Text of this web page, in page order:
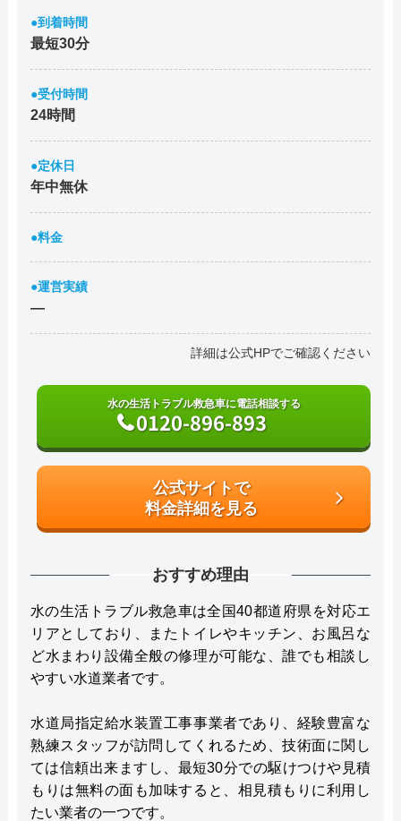
●到着時間
最短30分
●受付時間
24時間
●定休日
年中無休
●料金
●運営実績
―
詳細は公式HPでご確認ください
水の生活トラブル救急車に電話相談する
0120-896-893
公式サイトで
料金詳細を見る
おすすめ理由
水の生活トラブル救急車は全国40都道府県を対応エ
リアとしており、またトイレやキッチン、お風呂な
ど水まわり設備全般の修理が可能な、誰でも相談し
やすい水道業者です。
水道局指定給水装置工事事業者であり、経験豊富な
熟練スタッフが訪問してくれるため、技術面に関し
ては信頼出来ますし、最短30分での駆けつけや見積
もりは無料の面も加味すると、相見積もりに利用し
たい業者の一つです。